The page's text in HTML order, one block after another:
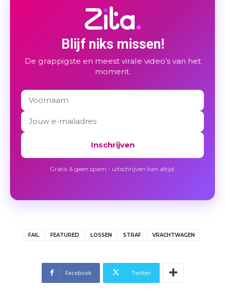
Blijf niks missen!
De grappigste en meest virale video’s van het
moment.
Inschrijven
Gratis & geen spam - uitschrijven kan altijd.
FAIL FEATURED LOSSEN STRAF VRACHTWAGEN
Facebook Twitter